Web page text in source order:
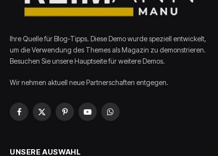
Ihre Quelle für Blog-Tipps. Diese Demo wurde speziell entwickelt,
um die Verwendung des Themes als Magazin zu demonstrieren.
Besuchen Sie unsere Hauptseite für weitere Demos.
Wir nehmen aktuell neue Partnerschaften entgegen.
Facebook
X
PinterestYouTubeWhatsApp
UNSERE AUSWAHL